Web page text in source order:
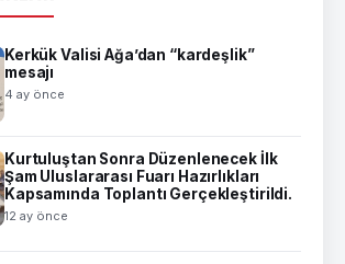
Kerkük Valisi Ağa’dan “kardeşlik”
mesajı
4 ay önce
Kurtuluştan Sonra Düzenlenecek İlk
Şam Uluslararası Fuarı Hazırlıkları
Kapsamında Toplantı Gerçekleştirildi.
12 ay önce